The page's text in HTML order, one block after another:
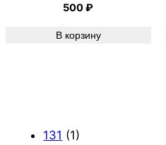
500₽
В корзину
131 (1)